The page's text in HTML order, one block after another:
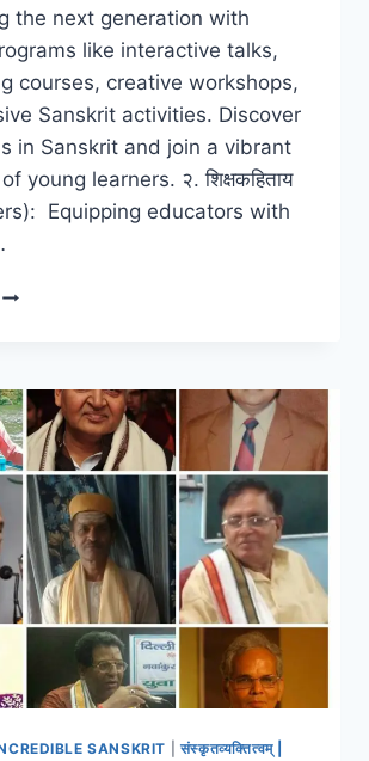
the next generation with
like interactive talks,
courses, creative workshops,
Sanskrit activities. Discover
in Sanskrit and join a vibrant
young learners. २. शिक्षकहिताय
Equipping educators with
MEET
SANSKRIT
संस्कृतव्यक्तित्वम् |